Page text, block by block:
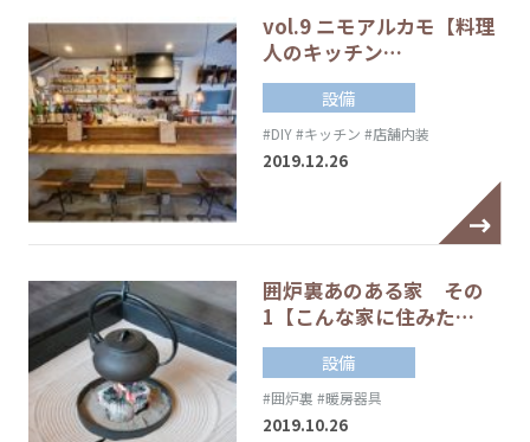
vol.9 ニモアルカモ【料理
人のキッチン…
設備
#DIY#キッチン #店舗内装
2019.12.26
囲炉裏あのある家 その
1【こんな家に住みた…
設備
#囲炉裏 #暖房器具
2019.10.26